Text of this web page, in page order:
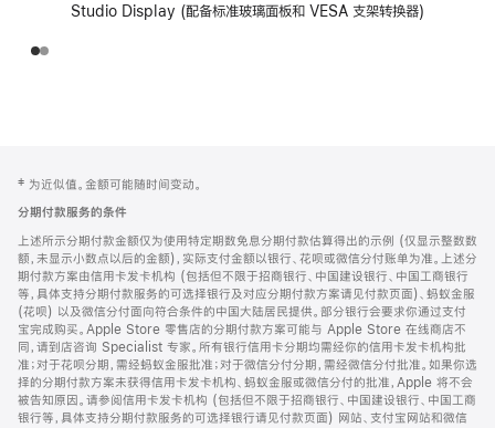
Studio Display (配备标准玻璃面板和 VESA 支架转换器)
页
页
脚
注
‡ 为近似值。金额可能随时间变动。
分期付款服务的条件
上述所示分期付款金额仅为使用特定期数免息分期付款估算得出的示例 (仅显示整数数
额，未显示小数点以后的金额)，实际支付金额以银行、花呗或微信分付账单为准。上述分
期付款方案由信用卡发卡机构 (包括但不限于招商银行、中国建设银行、中国工商银行
等，具体支持分期付款服务的可选择银行及对应分期付款方案请见付款页面)、蚂蚁金服
(花呗) 以及微信分付面向符合条件的中国大陆居民提供。部分银行会要求你通过支付
宝完成购买。Apple Store 零售店的分期付款方案可能与 Apple Store 在线商店不
同，请到店咨询 Specialist 专家。所有银行信用卡分期均需经你的信用卡发卡机构批
准；对于花呗分期，需经蚂蚁金服批准；对于微信分付分期，需经微信分付批准。如果你选
择的分期付款方案未获得信用卡发卡机构、蚂蚁金服或微信分付的批准，Apple 将不会
被告知原因。请参阅信用卡发卡机构 (包括但不限于招商银行、中国建设银行、中国工商
银行等，具体支持分期付款服务的可选择银行请见付款页面) 网站、支付宝网站和微信